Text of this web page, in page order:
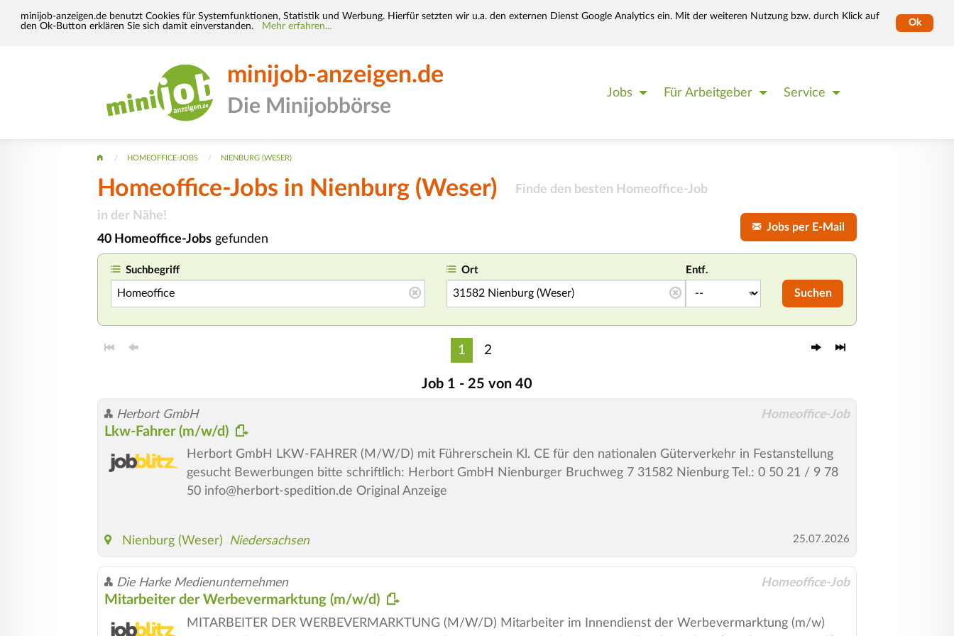
minijob-anzeigen.de benutzt Cookies für Systemfunktionen, Statistik und Werbung. Hierfür setzten wir u.a. den externen Dienst Google Analytics ein. Mit der weiteren Nutzung bzw. durch Klick auf
den Ok-Button erklären Sie sich damit einverstanden.
Mehr erfahren... Ok
minijob-anzeigen.de
Die Minijobbörse
Jobs Für Arbeitgeber Service
HOMEOFFICE-JOBS NIENBURG (WESER)
Homeoffice-Jobs in Nienburg (Weser) Finde den besten Homeoffice-Job
in der Nähe!
40 Homeoffice-Jobs gefunden
Jobs per E-Mail
Suchbegriff Ort Entf.
Suchen
1 2
Job 1 - 25 von 40
Herbort GmbH Homeoffice-Job
Lkw-Fahrer (m/w/d)
Herbort GmbH LKW-FAHRER (M/W/D) mit Führerschein Kl. CE für den nationalen Güterverkehr in Festanstellung
gesucht Bewerbungen bitte schriftlich: Herbort GmbH Nienburger Bruchweg 7 31582 Nienburg Tel.: 0 50 21 / 9 78
50 info@herbort-spedition.de Original Anzeige
Nienburg (Weser) Niedersachsen 25.07.2026
Die Harke Medienunternehmen Homeoffice-Job
Mitarbeiter der Werbevermarktung (m/w/d)
MITARBEITER DER WERBEVERMARKTUNG (M/W/D) Mitarbeiter im Innendienst der Werbevermarktung (m/w)